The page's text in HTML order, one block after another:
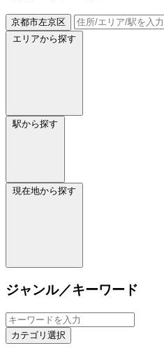
京都市左京区
エリアから探す
駅から探す
現在地から探す
ジャンル／キーワード
カテゴリ選択